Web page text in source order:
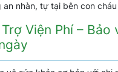
nhàn, tự tại bên con
Viện Phí – Bảo